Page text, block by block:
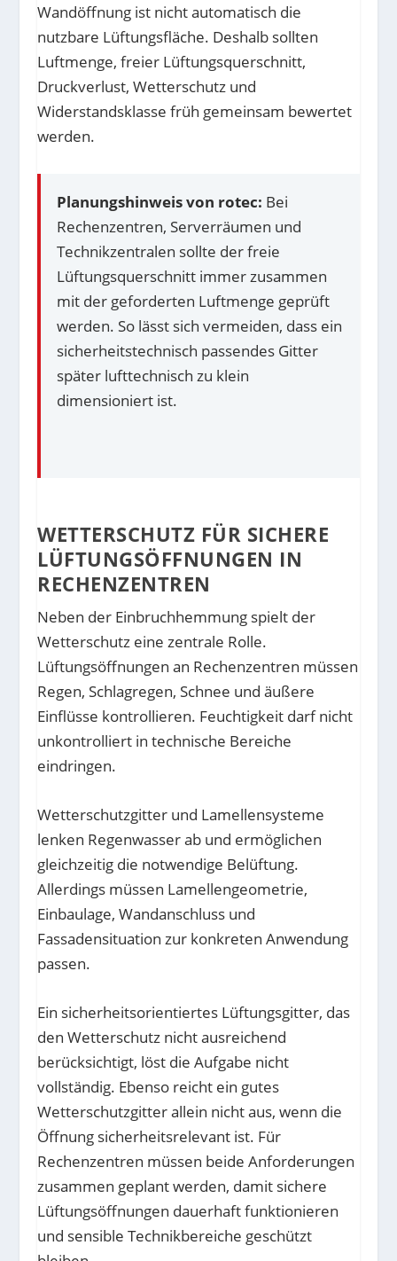
Wandöffnung ist nicht automatisch die
nutzbare Lüftungsfläche. Deshalb sollten
Luftmenge, freier Lüftungsquerschnitt,
Druckverlust, Wetterschutz und
Widerstandsklasse früh gemeinsam bewertet
werden.
Planungshinweis von rotec: Bei
Rechenzentren, Serverräumen und
Technikzentralen sollte der freie
Lüftungsquerschnitt immer zusammen
mit der geforderten Luftmenge geprüft
werden. So lässt sich vermeiden, dass ein
sicherheitstechnisch passendes Gitter
später lufttechnisch zu klein
dimensioniert ist.
WETTERSCHUTZ FÜR SICHERE
LÜFTUNGSÖFFNUNGEN IN
RECHENZENTREN
Neben der Einbruchhemmung spielt der
Wetterschutz eine zentrale Rolle.
Lüftungsöffnungen an Rechenzentren müssen
Regen, Schlagregen, Schnee und äußere
Einflüsse kontrollieren. Feuchtigkeit darf nicht
unkontrolliert in technische Bereiche
eindringen.
Wetterschutzgitter und Lamellensysteme
lenken Regenwasser ab und ermöglichen
gleichzeitig die notwendige Belüftung.
Allerdings müssen Lamellengeometrie,
Einbaulage, Wandanschluss und
Fassadensituation zur konkreten Anwendung
passen.
Ein sicherheitsorientiertes Lüftungsgitter, das
den Wetterschutz nicht ausreichend
berücksichtigt, löst die Aufgabe nicht
vollständig. Ebenso reicht ein gutes
Wetterschutzgitter allein nicht aus, wenn die
Öffnung sicherheitsrelevant ist. Für
Rechenzentren müssen beide Anforderungen
zusammen geplant werden, damit sichere
Lüftungsöffnungen dauerhaft funktionieren
und sensible Technikbereiche geschützt